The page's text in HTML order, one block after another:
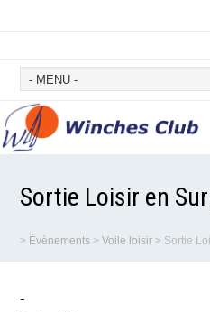
Sortie Loisir en
> Évènements >Voile loisir > Sortie
-